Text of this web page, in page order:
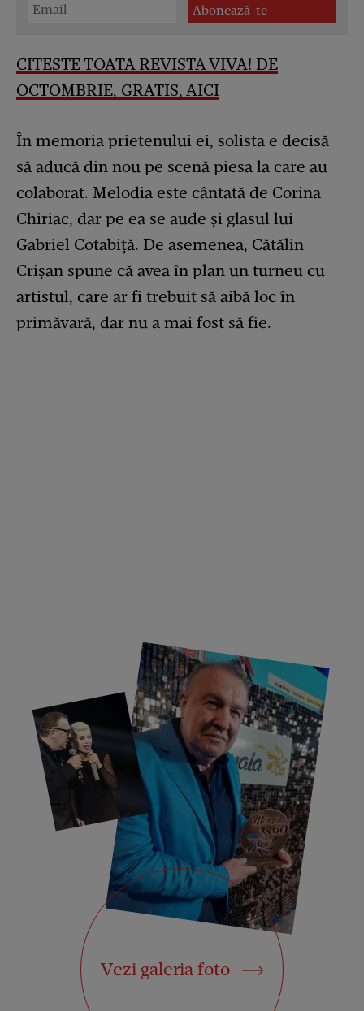
CITESTE TOATA REVISTA VIVA! DE
OCTOMBRIE, GRATIS, AICI
În memoria prietenului ei, solista e decisă
să aducă din nou pe scenă piesa la care au
colaborat. Melodia este cântată de Corina
Chiriac, dar pe ea se aude și glasul lui
Gabriel Cotabiță. De asemenea, Cătălin
Crișan spune că avea în plan un turneu cu
artistul, care ar fi trebuit să aibă loc în
primăvară, dar nu a mai fost să fie.
Vezi galeria foto